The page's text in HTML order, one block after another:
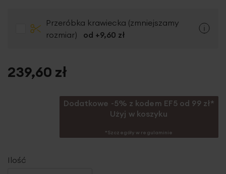
Przeróbka krawiecka (zmniejszamy
rozmiar)
od +9,60 zł
Ilość
239,60 zł
Dodatkowe -5% z kodem EF5 od 99 zł*
Użyj w koszyku
*Szczegóły w regulaminie